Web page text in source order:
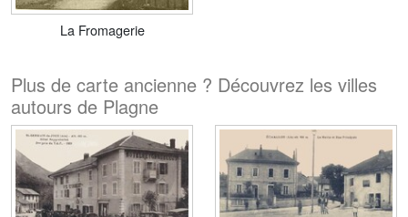
La Fromagerie
Plus de carte ancienne ? Découvrez les villes
autours de Plagne